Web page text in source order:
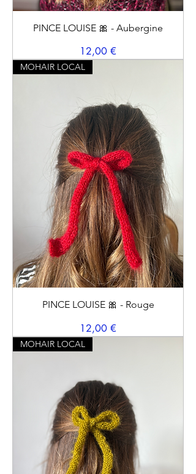
PINCE LOUISE 🎀 - Aubergine
Prix
12,00 €
MOHAIR LOCAL
PINCE LOUISE 🎀 - Rouge
Prix
12,00 €
MOHAIR LOCAL